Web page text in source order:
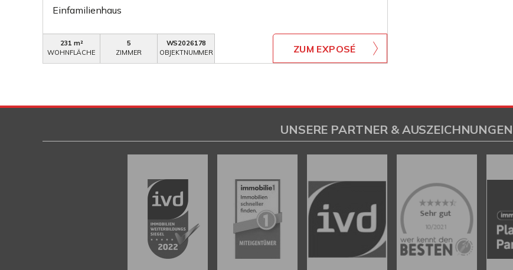
Einfamilienhaus
231 m²
WOHNFLÄCHE
5
ZIMMER
WS2026178
OBJEKTNUMMER
ZUM EXPOSÉ
UNSERE PARTNER & AUSZEICHNUNGEN